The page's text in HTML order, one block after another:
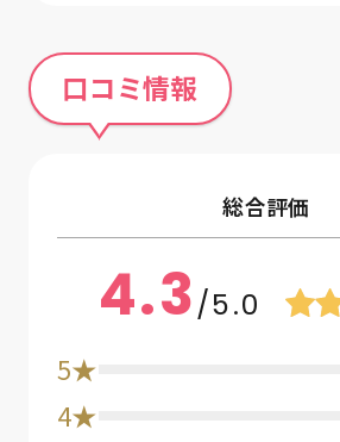
口コミ情報
総合評価
4.3/5.0
5★
4★